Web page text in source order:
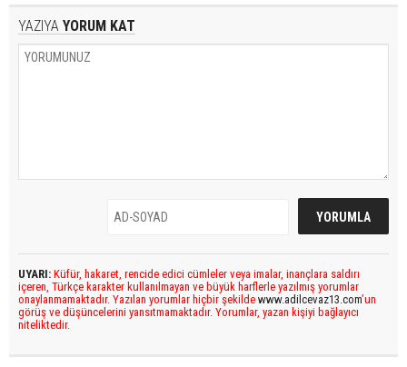
YAZIYA YORUM KAT
UYARI: Küfür, hakaret, rencide edici cümleler veya imalar, inançlara saldırı
içeren, Türkçe karakter kullanılmayan ve büyük harflerle yazılmış yorumlar
onaylanmamaktadır. Yazılan yorumlar hiçbir şekilde www.adilcevaz13.com’un
görüş ve düşüncelerini yansıtmamaktadır. Yorumlar, yazan kişiyi bağlayıcı
niteliktedir.